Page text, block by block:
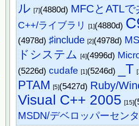
ル [7](4880d) MFCとATL
C++/ライブラリ [1](4880d)
(4978d)♯include [2](4978d)
ドシステム [4](4996d)
(5226d)cudafe [1](5246d) _T
PTAM [5](5427d) Ruby/
Visual C++ 2005 [15]
MSDN/デベロッパーセン